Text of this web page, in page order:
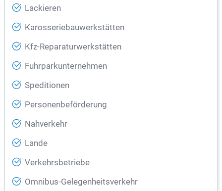
Lackieren
Karosseriebauwerkstätten
Kfz-Reparaturwerkstätten
Fuhrparkunternehmen
Speditionen
Personenbeförderung
Nahverkehr
Lande
Verkehrsbetriebe
Omnibus-Gelegenheitsverkehr